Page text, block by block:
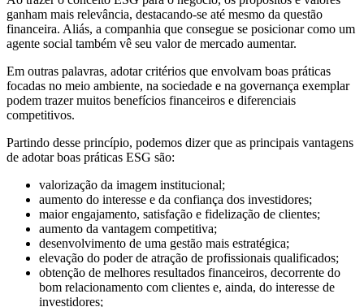
ganham mais relevância, destacando-se até mesmo da questão
financeira. Aliás, a companhia que consegue se posicionar como um
agente social também vê seu valor de mercado aumentar.
Em outras palavras, adotar critérios que envolvam boas práticas
focadas no meio ambiente, na sociedade e na governança exemplar
podem trazer muitos benefícios financeiros e diferenciais
competitivos.
Partindo desse princípio, podemos dizer que as principais vantagens
de adotar boas práticas ESG são:
valorização da imagem institucional;
aumento do interesse e da confiança dos investidores;
maior engajamento, satisfação e fidelização de clientes;
aumento da vantagem competitiva;
desenvolvimento de uma gestão mais estratégica;
elevação do poder de atração de profissionais qualificados;
obtenção de melhores resultados financeiros, decorrente do
bom relacionamento com clientes e, ainda, do interesse de
investidores;